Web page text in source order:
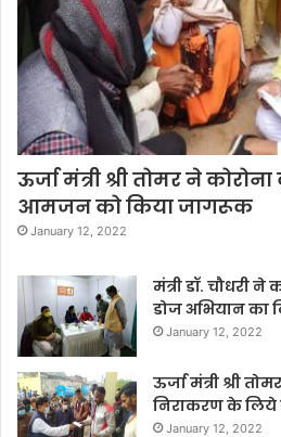
ऊर्जा मंत्री श्री तोमर ने
आमजन को किया जागरूक
January 12, 2022
मंत्री डॉ. चौधरी
डोज अभियान का
January 12, 2022
ऊर्जा मंत्री श्री
निराकरण के लिये
January 12, 2022